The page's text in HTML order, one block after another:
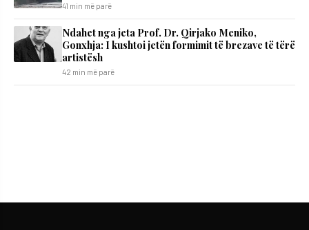
41 min më parë
Ndahet nga jeta Prof. Dr. Qirjako Meniko,
Gonxhja: I kushtoi jetën formimit të brezave të tërë
artistësh
42 min më parë